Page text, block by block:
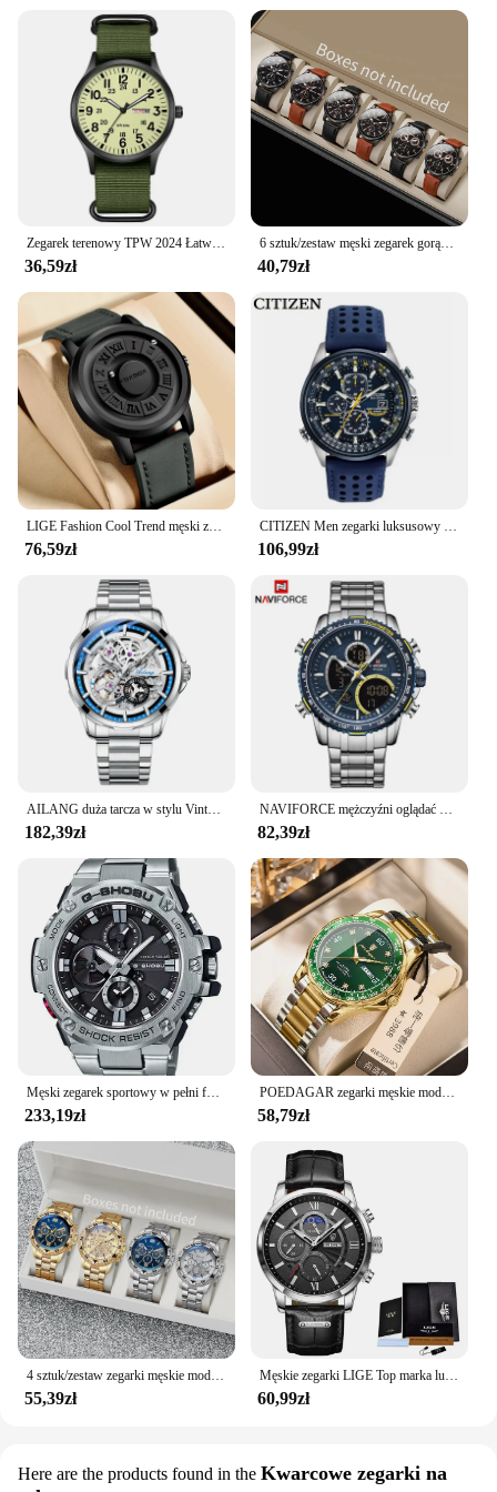
Zegarek terenowy TPW 2024 Łatwy do czytania pasek z tkaniny 24-godzinny wyświetlacz Mechanizm kwarcowy
36,59zł
6 sztuk/zestaw męski zegarek gorący modny zestaw kombinacji luksusowy zegarek biznesowy unisex rekreacyjny zegarek kwarcowy w stylu sportowym (pudełko nie jest dołączone)
40,79zł
LIGE Fashion Cool Trend męski zegarek FOXBOX marka kreatywne przewijane koraliki zegarki kwarcowe dla mężczyzn siła magnetyczna wodoodporny zegar
76,59zł
CITIZEN Men zegarki luksusowy Trend zegar kwarcowy świecący kalendarz wodoodporny wielofunkcyjny fantazyjny okrągły automatyczny zegarek ze stali nierdzewnej
106,99zł
AILANG duża tarcza w stylu Vintage męski sportowy Tourbillon z wycięciami z automatycznym ręczne nakręcanie mechanicznym zegarek męski nowy 2023
182,39zł
NAVIFORCE mężczyźni oglądać najlepsze luksusowe marki duża tarcza Sport zegarki męskie chronograf kwarcowy zegarek data mężczyzna zegar Relogio Masculino,zegarek męski,zegarek,zegarki męskie,mężczyźni kwarcowe zegark
82,39zł
Męski zegarek sportowy w pełni funkcjonalny czas światowy Wodoodporny stop Ponadgabarytowa tarcza Wszystkie wskazówki Praca GSTB100 Seria dębowa
233,19zł
POEDAGAR zegarki męskie modna sukienka oryginalny zegarek kwarcowy wodoodporny zegarek ze stali nierdzewnej Luminous data tydzień zegarek dla mężczyzny nowość
58,79zł
4 sztuk/zestaw zegarki męskie moda arabska tarcza stalowy pasek zestaw zegarków kwarcowych (bez pudełka)
55,39zł
Męskie zegarki LIGE Top marka luksusowe nowe mody skórzany zegarek kwarcowy na co dzień mężczyzna Sport wodoodporny zegarek zegarowy Montre Homme + pudełko
60,99zł
Here are the products found in the Kwarcowe zegarki na